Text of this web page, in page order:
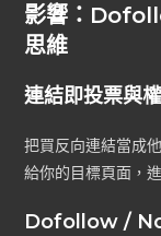
影響：
思維
連結即投票與
把買反向連結當成
給你的目標頁面，
Dofollow /